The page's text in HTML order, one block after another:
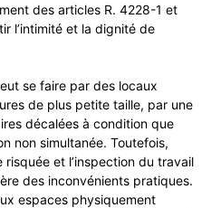
des articles R. 4228-1 et
l’intimité et la dignité de
se faire par des locaux
de plus petite taille, par une
décalées à condition que
non simultanée. Toutefois,
et l’inspection du travail
des inconvénients pratiques.
espaces physiquement